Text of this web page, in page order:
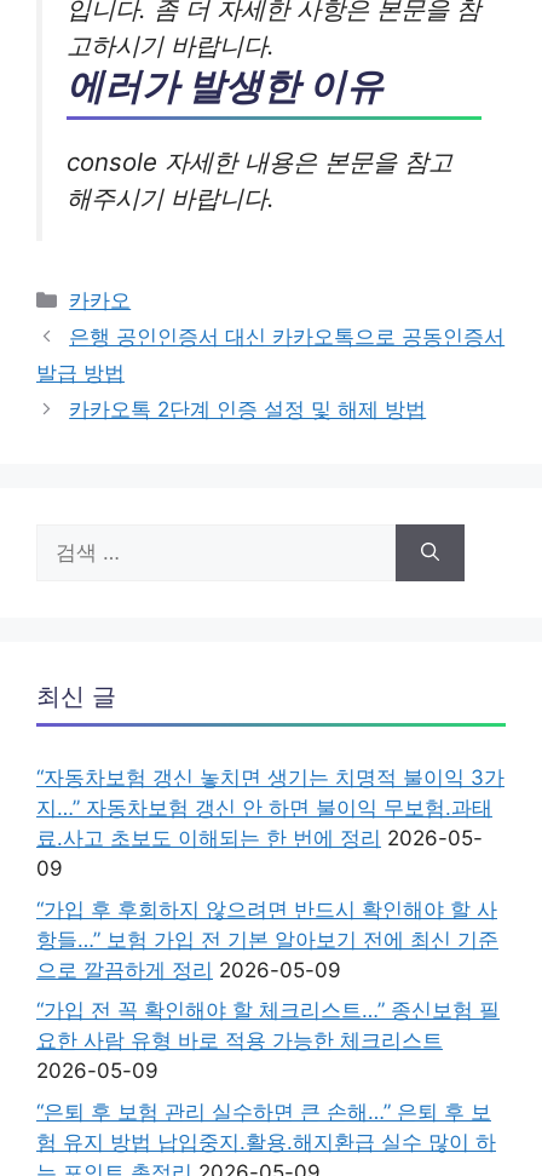
입니다. 좀 더 자세한 사항은 본문을 참
고하시기 바랍니다.
에러가 발생한 이유
console 자세한 내용은 본문을 참고
해주시기 바랍니다.
카
테
리
카카오
은행 공인인증서 대신 카카오톡으로 공동인증서
발급 방법
카카오톡 2단계 인증 설정 및 해제 방법
색:
최신 글
“자동차보험 갱신 놓치면 생기는 치명적 불이익 3가
지…” 자동차보험 갱신 안 하면 불이익 무보험.과태
료.사고 초보도 이해되는 한 번에 정리 2026-05-
09
“가입 후 후회하지 않으려면 반드시 확인해야 할 사
항들…” 보험 가입 전 기본 알아보기 전에 최신 기준
으로 깔끔하게 정리 2026-05-09
“가입 전 꼭 확인해야 할 체크리스트…” 종신보험 필
요한 사람 유형 바로 적용 가능한 체크리스트
2026-05-09
“은퇴 후 보험 관리 실수하면 큰 손해…” 은퇴 후 보
험 유지 방법 납입중지.활용.해지환급 실수 많이 하